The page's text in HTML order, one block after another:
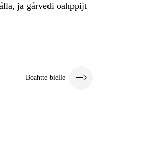
ja gárvedi oahppijt
Boahtte bielle